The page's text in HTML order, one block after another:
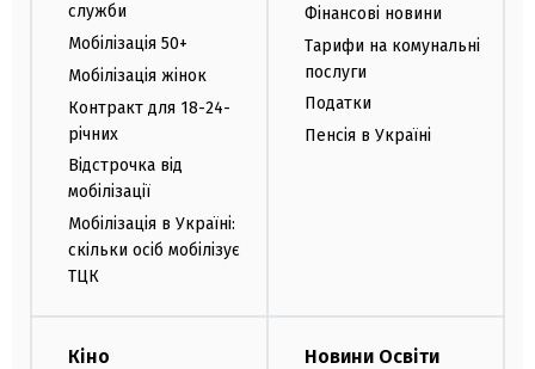
служби
Мобілізація 50+
Мобілізація жінок
Контракт для 18-24-
річних
Відстрочка від
мобілізації
Мобілізація в Україні:
скільки осіб мобілізує
ТЦК
Фінансові новини
Тарифи на комунальні
послуги
Податки
Пенсія в Україні
Кіно Новини Освіти